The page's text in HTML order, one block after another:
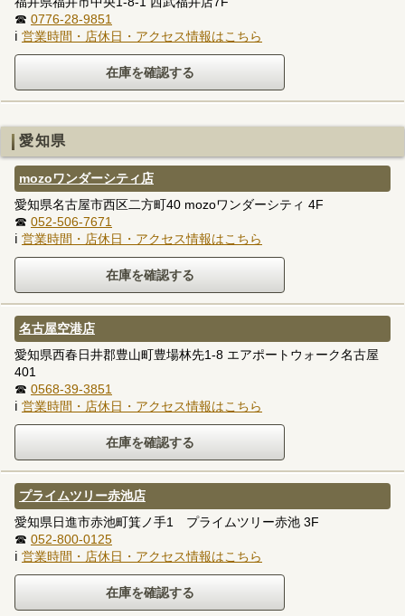
☎ 0776-28-9851
ℹ 営業時間・店休日・アクセス情報はこちら
愛知県
mozoワンダーシティ店
愛知県名古屋市西区二方町40 mozoワンダーシティ 4F
☎ 052-506-7671
ℹ 営業時間・店休日・アクセス情報はこちら
名古屋空港店
愛知県西春日井郡豊山町豊場林先1-8 エアポートウォーク名古屋
401
☎ 0568-39-3851
ℹ 営業時間・店休日・アクセス情報はこちら
プライムツリー赤池店
愛知県日進市赤池町箕ノ手1 プライムツリー赤池 3F
☎ 052-800-0125
ℹ 営業時間・店休日・アクセス情報はこちら